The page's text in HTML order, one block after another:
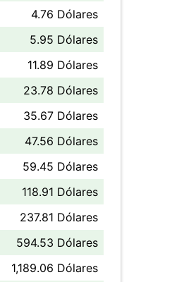
4.76 Dólares
5.95 Dólares
11.89 Dólares
23.78 Dólares
35.67 Dólares
47.56 Dólares
59.45 Dólares
118.91 Dólares
237.81 Dólares
594.53 Dólares
1,189.06 Dólares